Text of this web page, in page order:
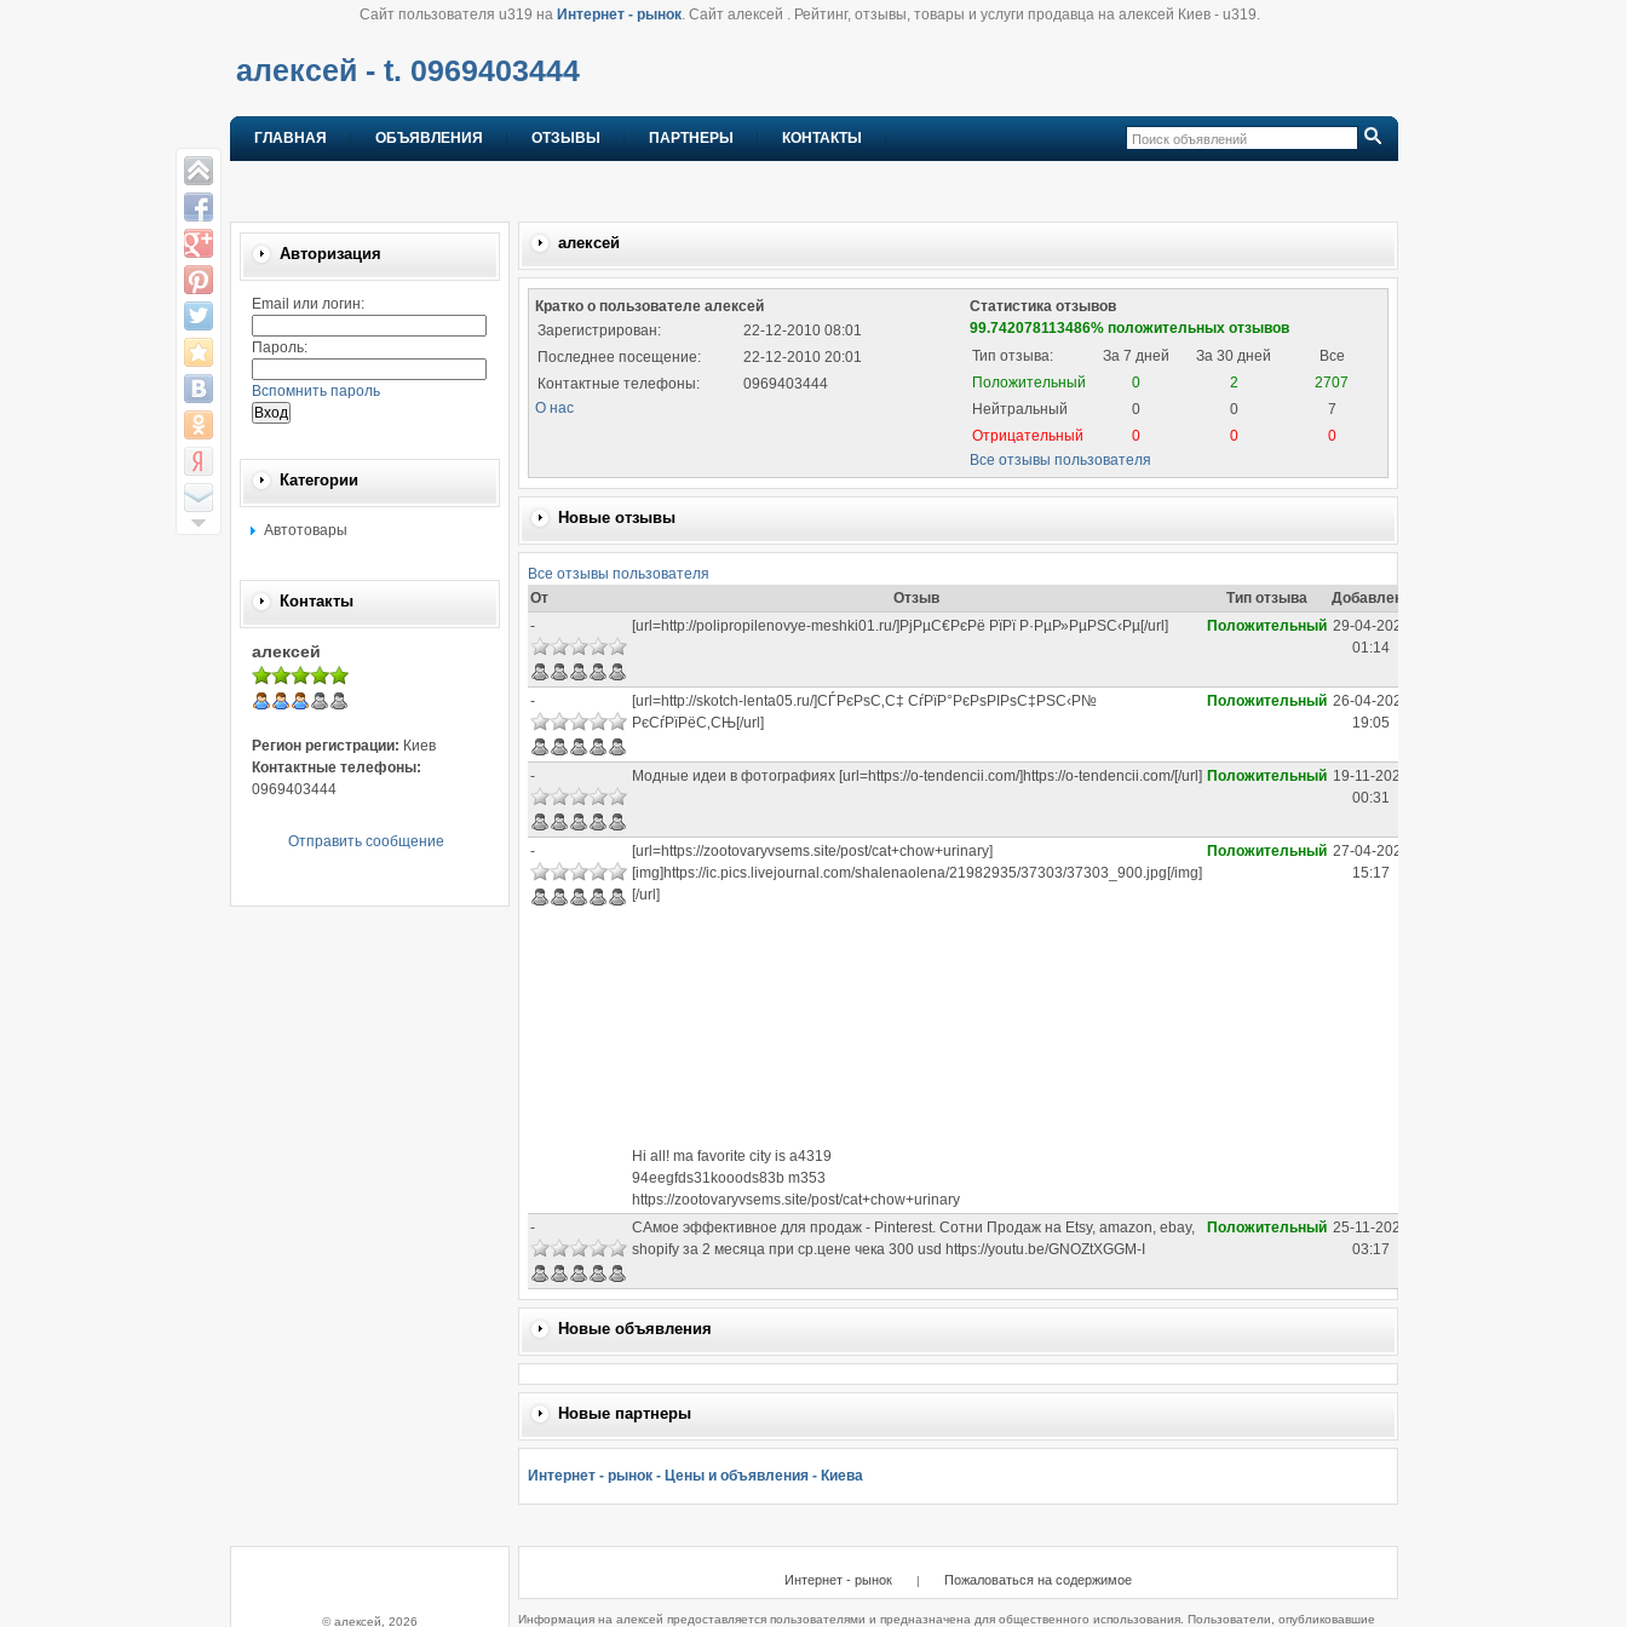
Сайт пользователя u319 на Интернет - рынок. Сайт алексей . Рейтинг, отзывы, товары и услуги продавца на алексей Киев - u319.
алексей - t. 0969403444
ГЛАВНАЯ ОБЪЯВЛЕНИЯ ОТЗЫВЫ ПАРТНЕРЫ КОНТАКТЫ
Авторизация
Email или логин:
Пароль:
Вспомнить пароль
Категории
Автотовары
Контакты
алексей
Регион регистрации: Киев
Контактные телефоны:
0969403444
Отправить сообщение
алексей
Кратко о пользователе алексей
Зарегистрирован:
22-12-2010 08:01
Последнее посещение:
22-12-2010 20:01
Контактные телефоны:
0969403444
О нас
Статистика отзывов
99.742078113486% положительных отзывов
Тип отзыва:
За 7 дней За 30 дней
Все
Положительный
0 2
2707
Нейтральный
0 0
7
Отрицательный
0 0
0
Все отзывы пользователя
Новые отзывы
Все отзывы пользователя
От
Отзыв Тип отзыва
Добавлено
-
[url=http://polipropilenovye-meshki01.ru/]РјРµС€РєРё РїРї Р·РµР»РµРЅС‹Рµ[/url] Положительный 29-04-2023
01:14
-
[url=http://skotch-lenta05.ru/]СЃРєРѕС‚С‡ СѓРїР°РєРѕРІРѕС‡РЅС‹Р№
РєСѓРїРёС‚СЊ[/url]
Положительный 26-04-2023
19:05
- Модные идеи в фотографиях [url=https://o-tendencii.com/]https://o-tendencii.com/[/url] Положительный 19-11-2021
00:31
-
[url=https://zootovaryvsems.site/post/cat+chow+urinary]
[img]https://ic.pics.livejournal.com/shalenaolena/21982935/37303/37303_900.jpg[/img]
[/url]
Hi all! ma favorite city is a4319
94eegfds31kooods83b m353
https://zootovaryvsems.site/post/cat+chow+urinary
Положительный 27-04-2021
15:17
-
САмое эффективное для продаж - Pinterest. Сотни Продаж на Etsy, amazon, ebay,
shopify за 2 месяца при ср.цене чека 300 usd https://youtu.be/GNOZtXGGM-I
Положительный 25-11-2020
03:17
Новые объявления
Новые партнеры
Интернет - рынок - Цены и объявления - Киева
© алексей, 2026
Интернет - рынок | Пожаловаться на содержимое
Информация на алексей предоставляется пользователями и предназначена для общественного использования. Пользователи, опубликовавшие